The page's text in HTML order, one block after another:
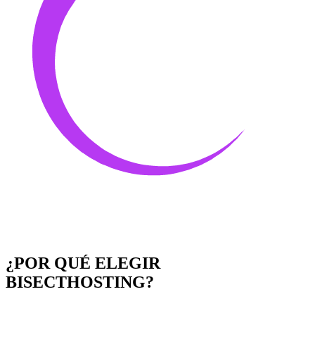
¿POR QUÉ ELEGIR
BISECTHOSTING?